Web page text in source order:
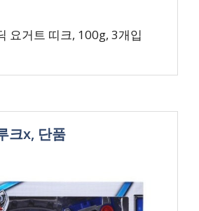
요거트 띠크, 100g, 3개입
크x, 단품